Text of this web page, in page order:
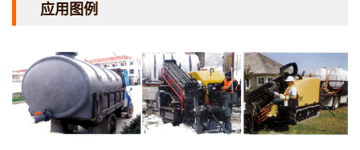
应用图例